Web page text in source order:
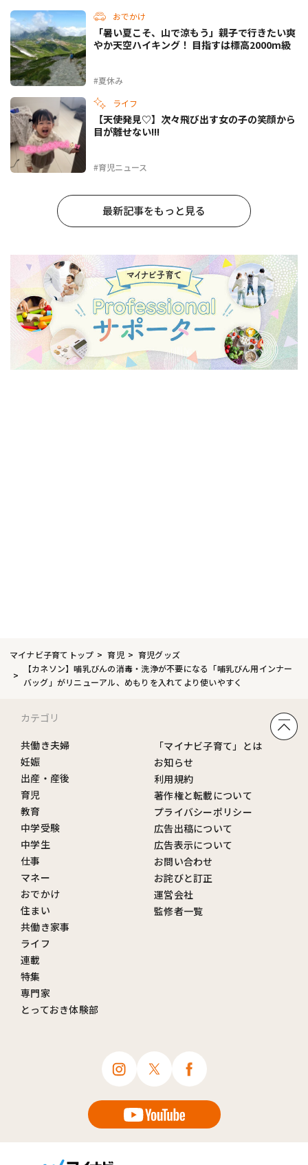
おでかけ
#夏休み
「暑い夏こそ、山で涼もう」親子で行きたい爽
やか天空ハイキング！ 目指すは標高2000m級
ライフ
#育児ニュース
【天使発見♡】次々飛び出す女の子の笑顔から
目が離せない!!!
最新記事をもっと見る
マイナビ子育てトップ 育児
育児グッズ
【カネソン】哺乳びんの消毒・洗浄が不要になる「哺乳びん用インナー
バッグ」がリニューアル、めもりを入れてより使いやすく
カテゴリ
共働き夫婦
妊娠
出産・産後
育児
教育
中学受験
中学生
仕事
マネー
おでかけ
住まい
共働き家事
ライフ
連載
特集
専門家
とっておき体験部
「マイナビ子育て」とは
お知らせ
利用規約
著作権と転載について
プライバシーポリシー
広告出稿について
広告表示について
お問い合わせ
お詫びと訂正
運営会社
監修者一覧